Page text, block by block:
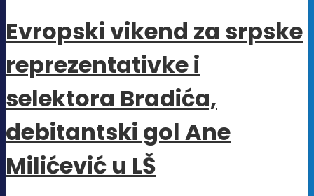
Evropski vikend za srpske
reprezentativke i
selektora Bradića,
debitantski gol Ane
Milićević u LŠ